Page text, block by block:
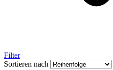
Filter
Sortieren nach